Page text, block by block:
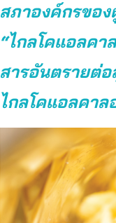
สภาองค์กรขอ
“ไกลโคแอลคา
สารอันตรายต่
ไกลโคแอลคา